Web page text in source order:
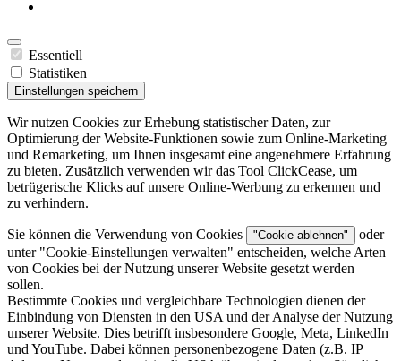
Essentiell
Statistiken
Einstellungen speichern
Wir nutzen Cookies zur Erhebung statistischer Daten, zur
Optimierung der Website-Funktionen sowie zum Online-Marketing
und Remarketing, um Ihnen insgesamt eine angenehmere Erfahrung
zu bieten. Zusätzlich verwenden wir das Tool ClickCease, um
betrügerische Klicks auf unsere Online-Werbung zu erkennen und
zu verhindern.
Sie können die Verwendung von Cookies "Cookie ablehnen"
oder
unter "Cookie-Einstellungen verwalten" entscheiden, welche Arten
von Cookies bei der Nutzung unserer Website gesetzt werden
sollen.
Bestimmte Cookies und vergleichbare Technologien dienen der
Einbindung von Diensten in den USA und der Analyse der Nutzung
unserer Website. Dies betrifft insbesondere Google, Meta, LinkedIn
und YouTube. Dabei können personenbezogene Daten (z.B. IP